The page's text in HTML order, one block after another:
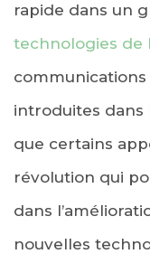
rapide dans un
technologies de
introduites dans
que certains
révolution qui
dans
nouvelles